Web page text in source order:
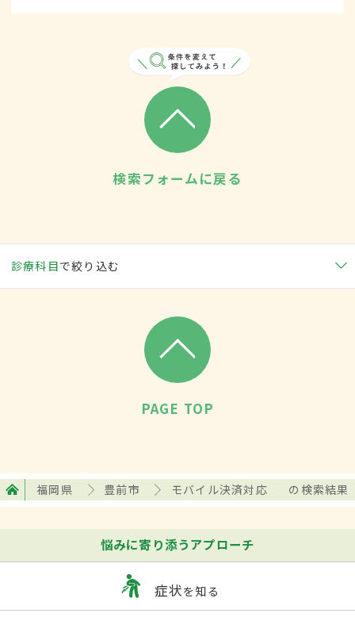
検索フォームに戻る
診療科目で絞り込む
PAGE TOP
福岡県 豊前市 モバイル決済対応 の検索結果
悩みに寄り添うアプローチ
症状を知る